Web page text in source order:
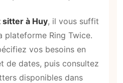
sitter à Huy, il vous suffit
plateforme Ring Twice.
vos besoins en
de dates, puis consultez
disponibles dans